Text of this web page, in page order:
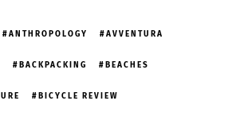
ANTHROPOLOGY AVVENTURA
BACKPACKING BEACHES
BICYCLE REVIEW